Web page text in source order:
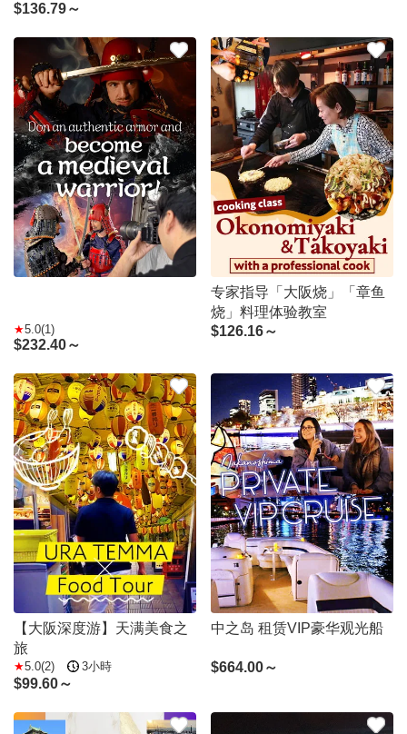
$136.79～
5.0(1)
$232.40～
专家指导「大阪烧」「章鱼
烧」料理体验教室
$126.16～
【大阪深度游】天满美食之
旅
5.0(2) 3小時
$99.60～
中之岛 租赁VIP豪华观光船
$664.00～